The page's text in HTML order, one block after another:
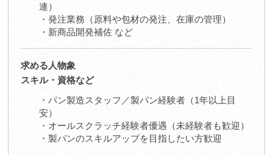
連）
・発注業務（原料や包材の発注、在庫の管理）
・新商品開発補佐 など
求める人物象
スキル・資格など
・パン製造スタッフ／製パン経験者（1年以上目
安）
・オールスクラッチ経験者優遇（未経験者も歓迎）
・製パンのスキルアップを目指したい方歓迎